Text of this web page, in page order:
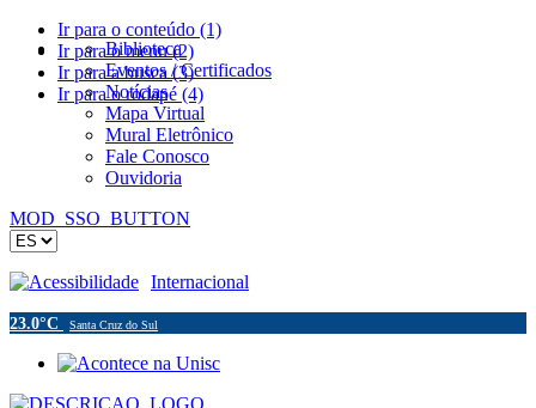
Ir para o conteúdo (1)
Ir para o menu (2)
Ir para a busca (3)
Ir para o rodapé (4)
Biblioteca
Eventos / Certificados
Notícias
Mapa Virtual
Mural Eletrônico
Fale Conosco
Ouvidoria
MOD_SSO_BUTTON
Acessibilidade Internacional
23.0°C Santa Cruz do Sul